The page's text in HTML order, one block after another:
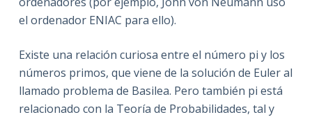
el ordenador ENIAC para ello).
Existe una relación curiosa entre el número pi y los
números primos, que viene de la solución de Euler al
llamado problema de Basilea. Pero también pi está
relacionado con la Teoría de Probabilidades, tal y